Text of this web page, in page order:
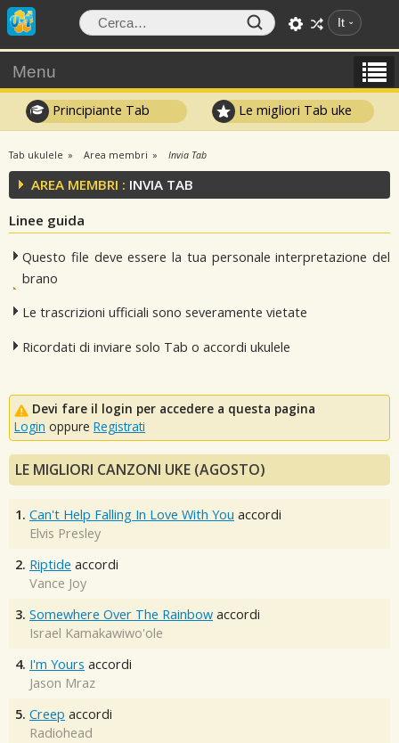
It
Menu
Principiante Tab Le migliori Tab uke
Tab ukulele Area membri Invia Tab
AREA MEMBRI : INVIA TAB
Linee guida
Questo file deve essere la tua personale interpretazione del
brano
Le trascrizioni ufficiali sono severamente vietate
Ricordati di inviare solo Tab o accordi ukulele
Devi fare il login per accedere a questa pagina
Login oppure Registrati
LE MIGLIORI CANZONI UKE (AGOSTO)
1. Can't Help Falling In Love With You accordi
Elvis Presley
2. Riptide accordi
Vance Joy
3. Somewhere Over The Rainbow accordi
Israel Kamakawiwo'ole
4. I'm Yours accordi
Jason Mraz
5. Creep accordi
Radiohead